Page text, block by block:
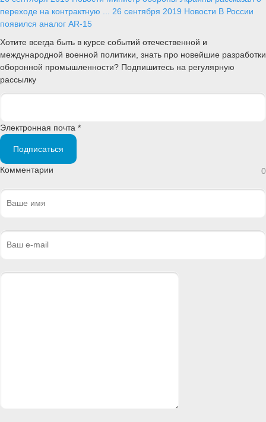
переходе на контрактную ... 26 сентября 2019 Новости В России
появился аналог AR-15
Хотите всегда быть в курсе событий отечественной и
международной военной политики, знать про новейшие разработки
оборонной промышленности? Подпишитесь на регулярную
рассылку
Электронная почта *
Подписаться
Комментарии 0